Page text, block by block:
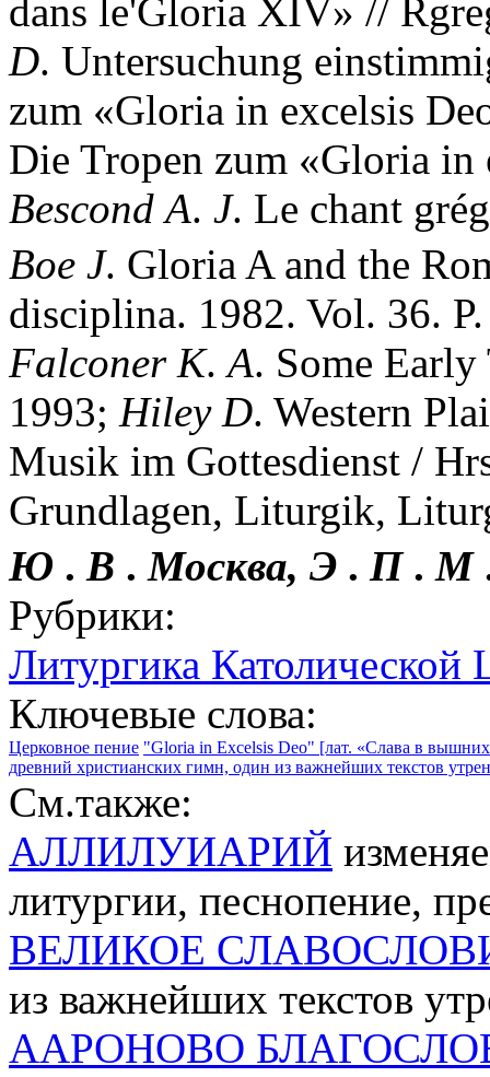
dans le'Gloria XIV» //
D. Untersuchung
zum «Gloria in excelsis
Die Tropen zum «Gloria in
Bescond A. J. Le chant
Boe J. Gloria A and the
disciplina. 1982. Vol. 36.
Falconer K.A. Some
1993; Hiley D. Western
Musik im Gottesdienst /
Grundlagen, Liturgik,
Ю . В .Москва, Э . П .М
Рубрики:
Литургика Католической
Ключевые слова:
Церковное пение "Gloria in Excelsis Deo" [лат. «Слава в вышних
древний христианских гимн, один из важнейших текстов
См.также:
АЛЛИЛУИАРИЙ
литургии, песнопение,
ВЕЛИКОЕ
из важнейших текстов
ААРОНОВО